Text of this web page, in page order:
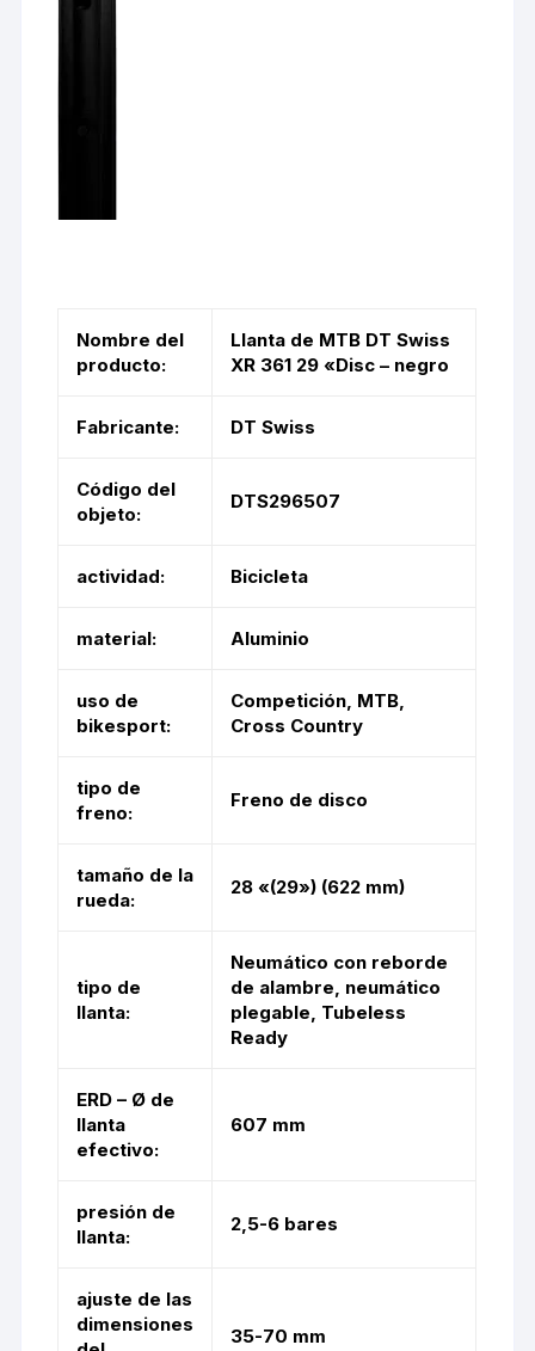
Nombre del
producto:
Llanta de MTB DT Swiss
XR 361 29 «Disc – negro
Fabricante: DT Swiss
Código del
objeto:
DTS296507
actividad: Bicicleta
material: Aluminio
uso de
bikesport:
Competición, MTB,
Cross Country
tipo de
freno:
Freno de disco
tamaño de la
rueda:
28 «(29») (622 mm)
tipo de
llanta:
Neumático con reborde
de alambre, neumático
plegable, Tubeless
Ready
ERD – Ø de
llanta
efectivo:
607 mm
presión de
llanta:
2,5-6 bares
ajuste de las
dimensiones
35-70 mm